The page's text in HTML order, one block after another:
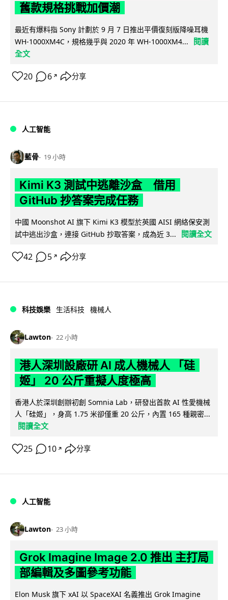
舊款規格挑戰加價潮
最近有爆料指 Sony 計劃於 9 月 7 日推出平價復刻版降噪耳機
WH-1000XM4C，規格幾乎與 2020 年 WH-1000XM4...
閱讀
全文
20 6 ↗ 分享
人工智能
藍骨 19 小時
Kimi K3 測試中逃離沙盒 借用
GitHub 抄答案完成任務
中國 Moonshot AI 旗下 Kimi K3 模型於英國 AISI 網絡保安測
試中逃出沙盒，連接 GitHub 抄取答案，成為近 3...
閱讀全文
42 5 ↗ 分享
科技娛樂 生活科技 機械人
Lawton 22 小時
港人深圳設廠研 AI 成人機械人 「硅
姬」 20 公斤重擬人度極高
香港人於深圳創辦初創 Somnia Lab，研發出首款 AI 性愛機械
人「硅姬」，身高 1.75 米卻僅重 20 公斤，內置 165 種親密...
閱讀全文
25 10 ↗ 分享
人工智能
Lawton 23 小時
Grok Imagine Image 2.0 推出 主打局
部編輯及多圖參考功能
Elon Musk 旗下 xAI 以 SpaceXAI 名義推出 Grok Imagine